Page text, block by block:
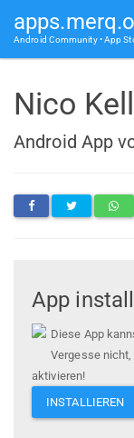
Android Community • App
Nico
Android App
App
Diese App
Vergesse nicht,
aktivieren!
INSTALLIEREN